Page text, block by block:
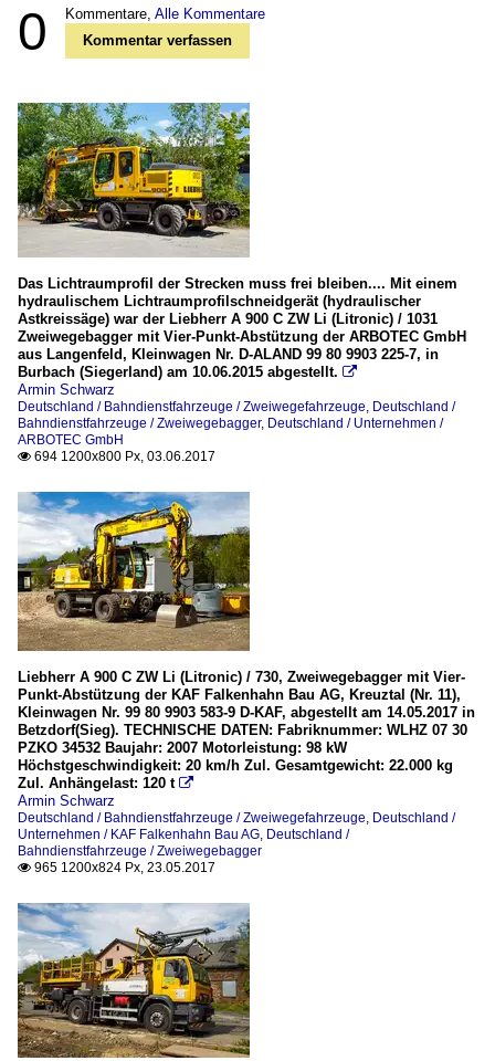
0 Kommentare, Alle Kommentare
Kommentar verfassen
Das Lichtraumprofil der Strecken muss frei bleiben.... Mit einem
hydraulischem Lichtraumprofilschneidgerät (hydraulischer
Astkreissäge) war der Liebherr A 900 C ZW Li (Litronic) / 1031
Zweiwegebagger mit Vier-Punkt-Abstützung der ARBOTEC GmbH
aus Langenfeld, Kleinwagen Nr. D-ALAND 99 80 9903 225-7, in
Burbach (Siegerland) am 10.06.2015 abgestellt. 
Armin Schwarz
Deutschland / Bahndienstfahrzeuge / Zweiwegefahrzeuge, Deutschland /
Bahndienstfahrzeuge / Zweiwegebagger, Deutschland / Unternehmen /
ARBOTEC GmbH
 694 1200x800 Px, 03.06.2017
Liebherr A 900 C ZW Li (Litronic) / 730, Zweiwegebagger mit Vier-
Punkt-Abstützung der KAF Falkenhahn Bau AG, Kreuztal (Nr. 11),
Kleinwagen Nr. 99 80 9903 583-9 D-KAF, abgestellt am 14.05.2017 in
Betzdorf(Sieg). TECHNISCHE DATEN: Fabriknummer: WLHZ 07 30
PZKO 34532 Baujahr: 2007 Motorleistung: 98 kW
Höchstgeschwindigkeit: 20 km/h Zul. Gesamtgewicht: 22.000 kg
Zul. Anhängelast: 120 t 
Armin Schwarz
Deutschland / Bahndienstfahrzeuge / Zweiwegefahrzeuge, Deutschland /
Unternehmen / KAF Falkenhahn Bau AG, Deutschland /
Bahndienstfahrzeuge / Zweiwegebagger
 965 1200x824 Px, 23.05.2017